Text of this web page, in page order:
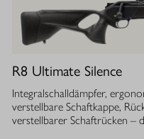
R8 Ultimate Silence
Integralschalldämpfer,
verstellbare Schaftkappe,
verstellbarer Schaftrücken –